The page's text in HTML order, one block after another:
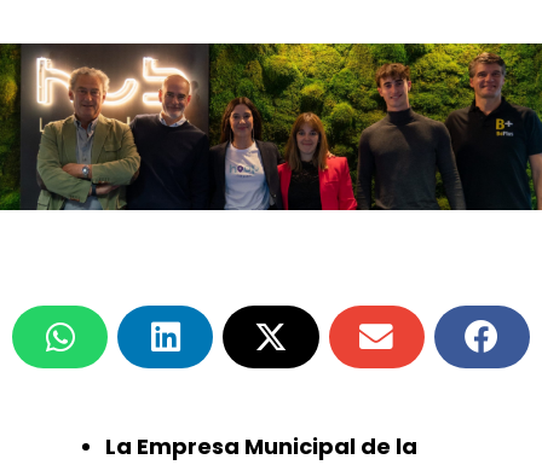
La Empresa Municipal de la